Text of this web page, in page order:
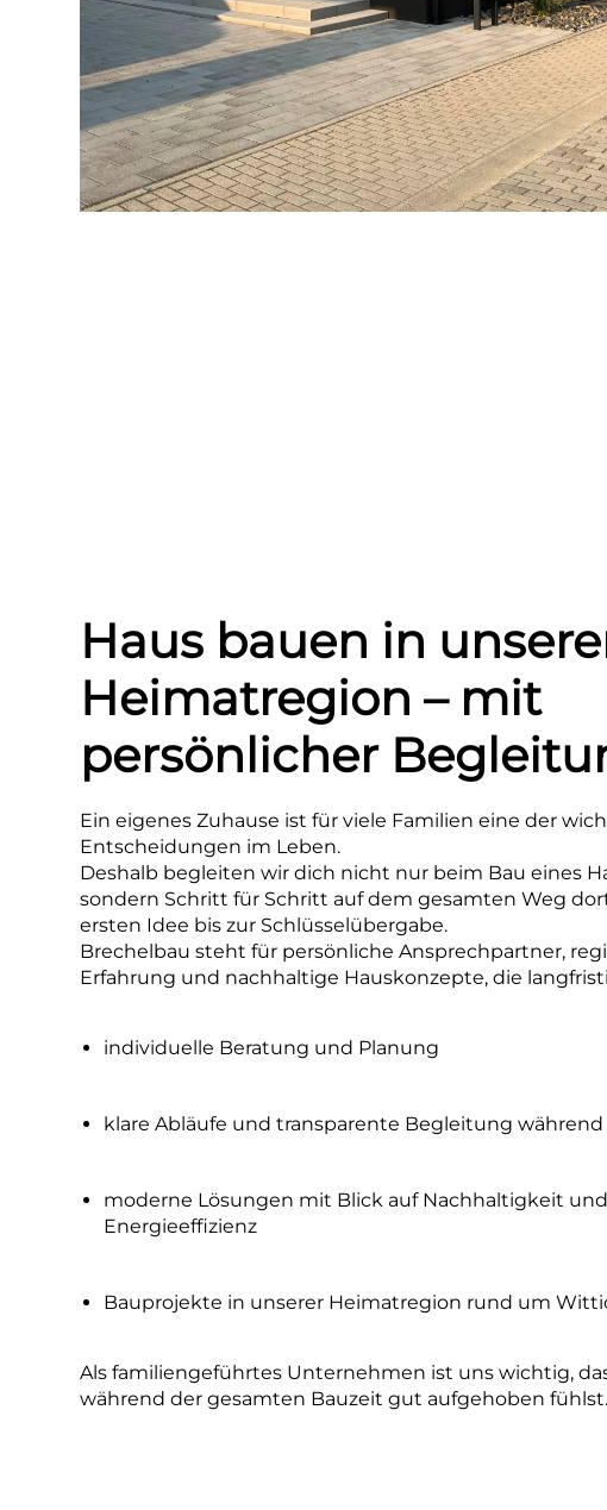
Haus bauen in
Heimatregion – mit
persönlicher
Ein eigenes Zuhause ist für viele Familien eine der
Entscheidungen im Leben.
Deshalb begleiten wir dich nicht nur beim Bau eines
sondern Schritt für Schritt auf dem gesamten Weg
ersten Idee bis zur Schlüsselübergabe.
Brechelbau steht für persönliche Ansprechpartner,
Erfahrung und nachhaltige Hauskonzepte, die
individuelle Beratung und Planung
klare Abläufe und transparente Begleitung während
moderne Lösungen mit Blick auf Nachhaltigkeit und
Energieeffizienz
Bauprojekte in unserer Heimatregion rund um
Als familiengeführtes Unternehmen ist uns wichtig,
während der gesamten Bauzeit gut aufgehoben fühlst.